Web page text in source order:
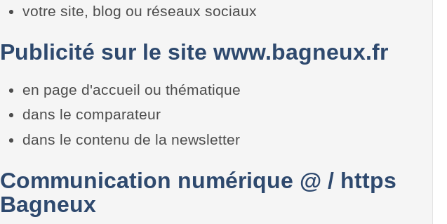
votre site, blog ou réseaux sociaux
Publicité sur le site www.bagneux.fr
en page d'accueil ou thématique
dans le comparateur
dans le contenu de la newsletter
Communication numérique @ / https
Bagneux